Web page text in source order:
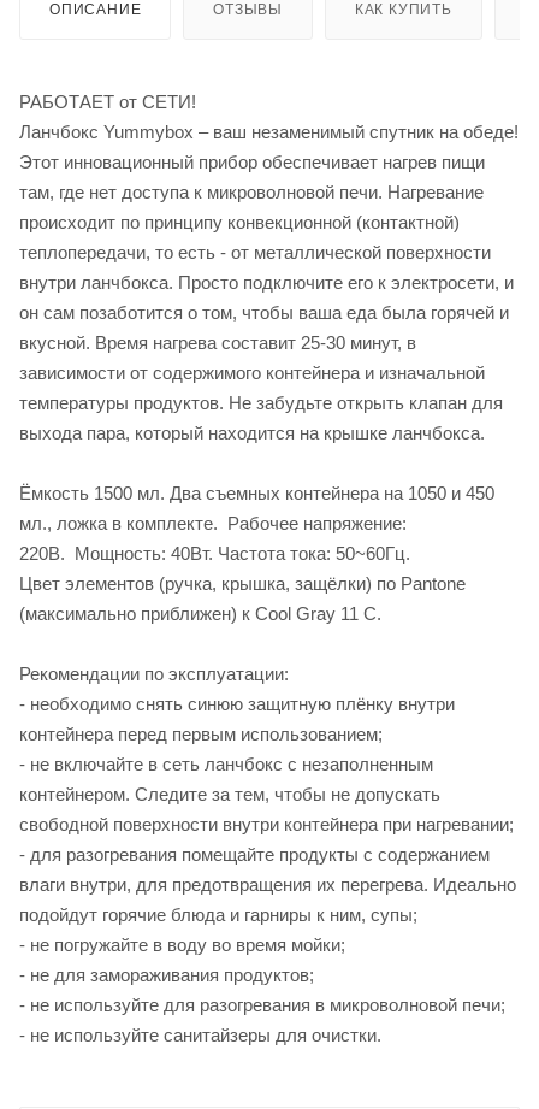
ОПИСАНИЕ ОТЗЫВЫ КАК КУПИТЬ
РАБОТАЕТ от СЕТИ!
Ланчбокс Yummybox – ваш незаменимый спутник на обеде!
Этот инновационный прибор обеспечивает нагрев пищи
там, где нет доступа к микроволновой печи. Нагревание
происходит по принципу конвекционной (контактной)
теплопередачи, то есть - от металлической поверхности
внутри ланчбокса. Просто подключите его к электросети, и
он сам позаботится о том, чтобы ваша еда была горячей и
вкусной. Время нагрева составит 25-30 минут, в
зависимости от содержимого контейнера и изначальной
температуры продуктов. Не забудьте открыть клапан для
выхода пара, который находится на крышке ланчбокса.
Ёмкость 1500 мл. Два съемных контейнера на 1050 и 450
мл., ложка в комплекте. Рабочее напряжение:
220В. Мощность: 40Вт. Частота тока: 50~60Гц.
Цвет элементов (ручка, крышка, защёлки) по Pantone
(максимально приближен) к Cool Gray 11 C.
Рекомендации по эксплуатации:
- необходимо снять синюю защитную плёнку внутри
контейнера перед первым использованием;
- не включайте в сеть ланчбокс с незаполненным
контейнером. Следите за тем, чтобы не допускать
свободной поверхности внутри контейнера при нагревании;
- для разогревания помещайте продукты с содержанием
влаги внутри, для предотвращения их перегрева. Идеально
подойдут горячие блюда и гарниры к ним, супы;
- не погружайте в воду во время мойки;
- не для замораживания продуктов;
- не используйте для разогревания в микроволновой печи;
- не используйте санитайзеры для очистки.